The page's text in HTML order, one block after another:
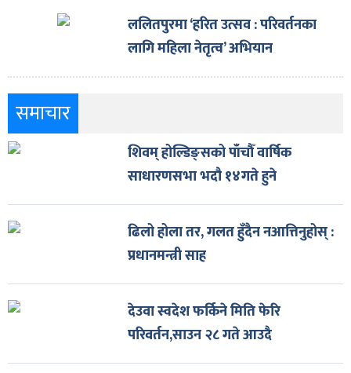
ललितपुरमा ‘हरित उत्सव : परिवर्तनका
लागि महिला नेतृत्व’ अभियान
समाचार
शिवम् होल्डिङ्सको पाँचौँ वार्षिक
साधारणसभा भदौ १४गते हुने
ढिलो होला तर, गलत हुँदैन नआत्तिनुहोस् :
प्रधानमन्त्री साह
देउवा स्वदेश फर्किने मिति फेरि
परिवर्तन,साउन २८ गते आउदै